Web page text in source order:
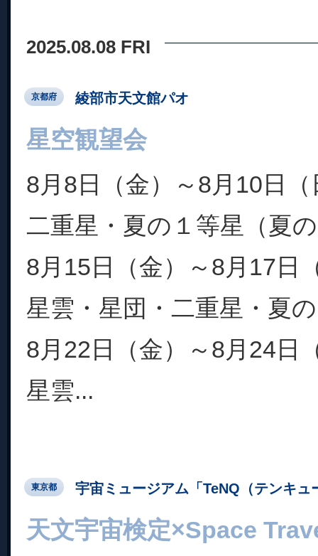
2025.08.08 FRI
京都府 綾部市天文館パオ
星空観望会
8月8日（金）～8月10日
二重星・夏の１等星（夏
8月15日（金）～8月17日
星雲・星団・二重星・夏
8月22日（金）～8月24日
星雲...
東京都 宇宙ミュージアム「TeNQ（テンキュ
天文宇宙検定×Space